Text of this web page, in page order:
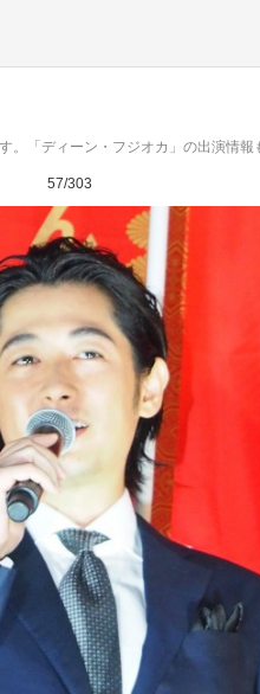
「ディーン・フジオカ」の出演情報
57/303